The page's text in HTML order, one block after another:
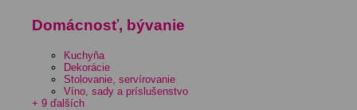
Domácnosť, bývanie
Kuchyňa
Dekorácie
Stolovanie, servírovanie
Víno, sady a príslušenstvo
+ 9 ďalších